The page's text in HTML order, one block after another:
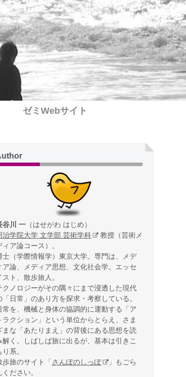
ゼミWebサイト
谷川 一 （はせがわ はじめ）
治学院大学 文学部 芸術学科
教授（芸術メ
ィア論コース）。
士（学際情報学）東京大学。専門は、メデ
ア論、メディア思想、文化社会学。エッセ
スト、散歩旅人。
クノロジーがその隅々にまで浸透した現代
「日常」のあり方を探求・考察している。
常を、機械と身体の協調的に運動する「ア
ラクション」という単位からとらえ、さま
まな「あたりまえ」の背後にある思想を読
解く。しばしば旅に出るが、基本は引きこ
り系。
歩旅のサイト「 さんぽのしっぽ
」もごら
ください。